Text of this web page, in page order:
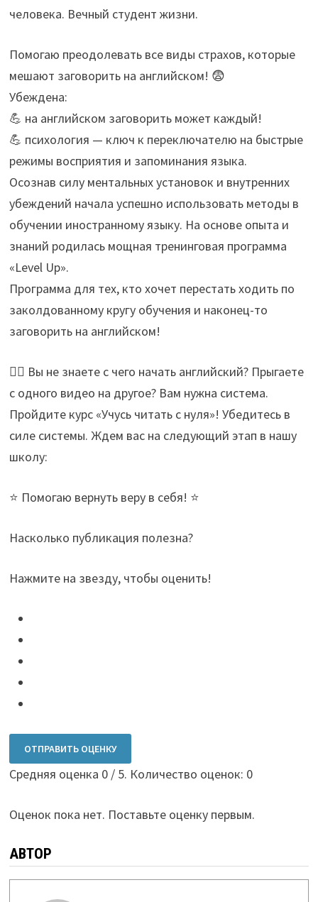
человека. Вечный студент жизни.
Помогаю преодолевать все виды страхов, которые
мешают заговорить на английском! 😨
Убеждена:
💪 на английском заговорить может каждый!
💪 психология — ключ к переключателю на быстрые
режимы восприятия и запоминания языка.
Осознав силу ментальных установок и внутренних
убеждений начала успешно использовать методы в
обучении иностранному языку. На основе опыта и
знаний родилась мощная тренинговая программа
«Level Up».
Программа для тех, кто хочет перестать ходить по
заколдованному кругу обучения и наконец-то
заговорить на английском!
🤦‍♀️ Вы не знаете с чего начать английский? Прыгаете
с одного видео на другое? Вам нужна система.
Пройдите курс «Учусь читать с нуля»! Убедитесь в
силе системы. Ждем вас на следующий этап в нашу
школу:
⭐ Помогаю вернуть веру в себя! ⭐
Насколько публикация полезна?
Нажмите на звезду, чтобы оценить!
ОТПРАВИТЬ ОЦЕНКУ
Средняя оценка 0/ 5. Количество оценок: 0
Оценок пока нет. Поставьте оценку первым.
АВТОР